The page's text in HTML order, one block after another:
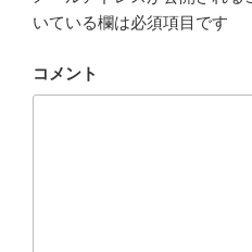
いている欄は必須項目です
コメント